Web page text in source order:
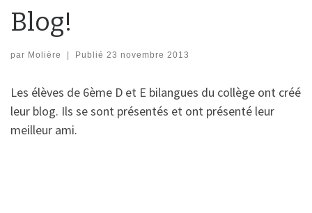
Blog!
par Molière Publié 23 novembre 2013
Les élèves de 6ème D et E bilangues du collège ont créé
leur blog. Ils se sont présentés et ont présenté leur
meilleur ami.